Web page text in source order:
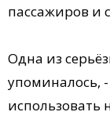
пассажиров и
Одна из
упоминалось,